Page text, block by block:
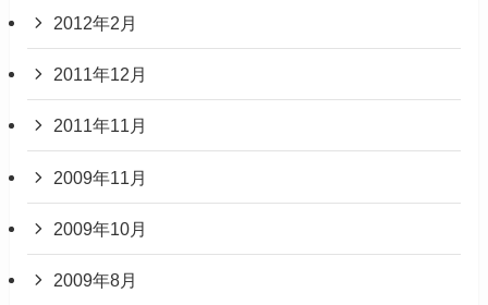
2012年2月
2011年12月
2011年11月
2009年11月
2009年10月
2009年8月